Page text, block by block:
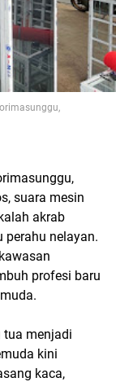
suara mesin
akrab
perahu nelayan.
profesi baru
tua menjadi
kini
kaca,